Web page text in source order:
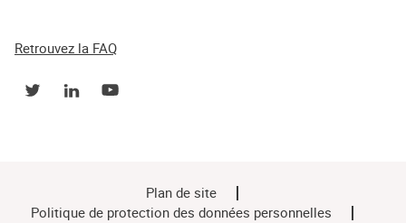
Retrouvez la FAQ
Plan de site
Politique de protection des données personnelles